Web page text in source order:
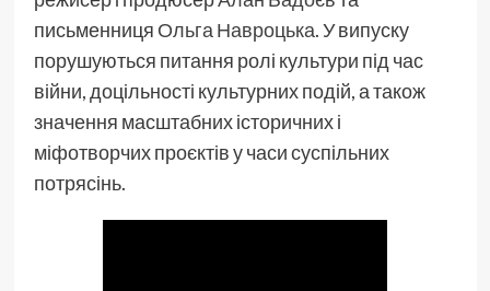
письменниця Ольга Навроцька. У випуску
порушуються питання ролі культури під час
війни, доцільності культурних подій, а також
значення масштабних історичних і
міфотворчих проєктів у часи суспільних
потрясінь.